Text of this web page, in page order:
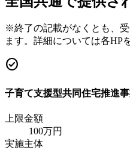
※終了の記載がなくとも、
ます。詳細については各HP
check_circle
子育て支援型共同住宅推進
上限金額
100万円
実施主体